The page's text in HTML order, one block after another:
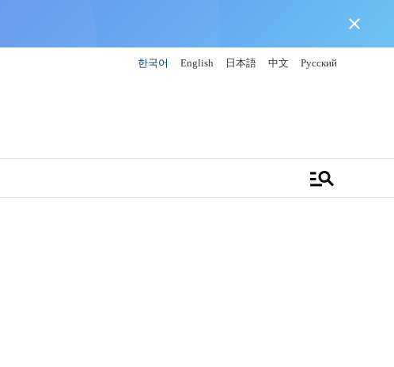
close
한국어 English 日本語 中文 Русский
manage_search